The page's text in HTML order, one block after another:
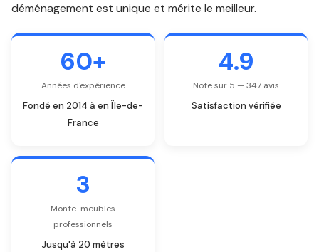
déménagement est unique et mérite le meilleur.
60+
Années d'expérience
Fondé en 2014 à en Île-de-
France
4.9
Note sur 5 — 347 avis
Satisfaction vérifiée
3
Monte-meubles
professionnels
Jusqu'à 20 mètres